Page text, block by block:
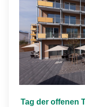
Tag der offenen